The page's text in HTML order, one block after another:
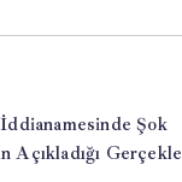
Şok
Açıkladığı